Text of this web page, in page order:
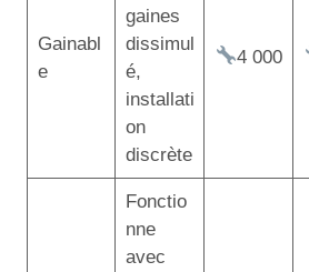
Gainabl
e
gaines
dissimul
é,
installati
on
discrète
4 000
Fonctio
nne
avec